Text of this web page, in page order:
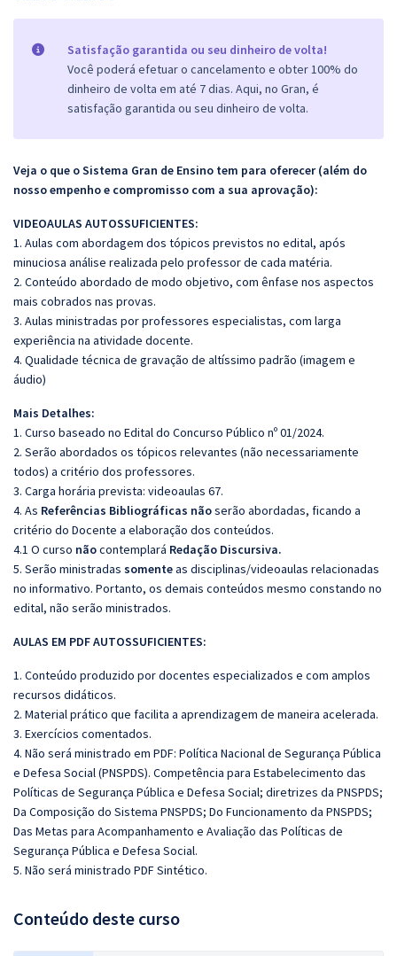
Satisfação garantida ou seu dinheiro de volta!
Você poderá efetuar o cancelamento e obter 100% do
dinheiro de volta em até 7 dias. Aqui, no Gran, é
satisfação garantida ou seu dinheiro de volta.
Veja o que o Sistema Gran de Ensino tem para oferecer (além do
nosso empenho e compromisso com a sua aprovação):
VIDEOAULAS AUTOSSUFICIENTES:
1. Aulas com abordagem dos tópicos previstos no edital, após
minuciosa análise realizada pelo professor de cada matéria.
2. Conteúdo abordado de modo objetivo, com ênfase nos aspectos
mais cobrados nas provas.
3. Aulas ministradas por professores especialistas, com larga
experiência na atividade docente.
4. Qualidade técnica de gravação de altíssimo padrão (imagem e
áudio)
Mais Detalhes:
1. Curso baseado no Edital do Concurso Público nº 01/2024.
2. Serão abordados os tópicos relevantes (não necessariamente
todos) a critério dos professores.
3. Carga horária prevista: videoaulas 67.
4. As Referências Bibliográficas nãoserão abordadas, ficando a
critério do Docente a elaboração dos conteúdos.
4.1 O curso nãocontemplará Redação Discursiva.
5. Serão ministradas somenteas disciplinas/videoaulas relacionadas
no informativo. Portanto, os demais conteúdos mesmo constando no
edital, não serão ministrados.
AULAS EM PDF AUTOSSUFICIENTES:
1. Conteúdo produzido por docentes especializados e com amplos
recursos didáticos.
2. Material prático que facilita a aprendizagem de maneira acelerada.
3. Exercícios comentados.
4. Não será ministrado em PDF: Política Nacional de Segurança Pública
e Defesa Social (PNSPDS). Competência para Estabelecimento das
Políticas de Segurança Pública e Defesa Social; diretrizes da PNSPDS;
Da Composição do Sistema PNSPDS; Do Funcionamento da PNSPDS;
Das Metas para Acompanhamento e Avaliação das Políticas de
Segurança Pública e Defesa Social.
5. Não será ministrado PDF Sintético.
Conteúdo deste curso